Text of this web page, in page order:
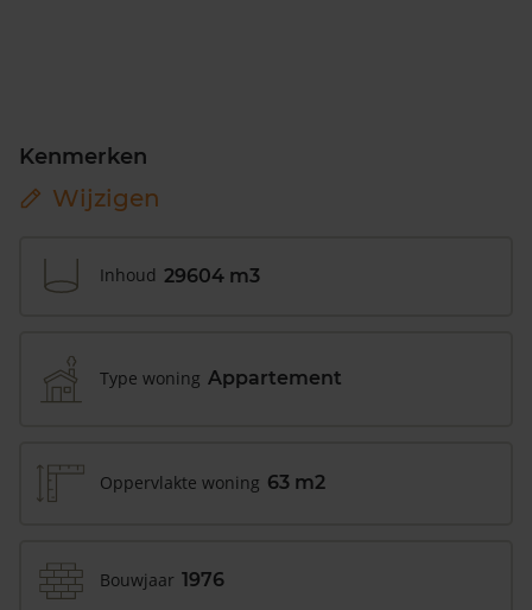
Kenmerken
Wijzigen
Inhoud 29604 m3
Type woning Appartement
Oppervlakte woning 63 m2
Bouwjaar 1976